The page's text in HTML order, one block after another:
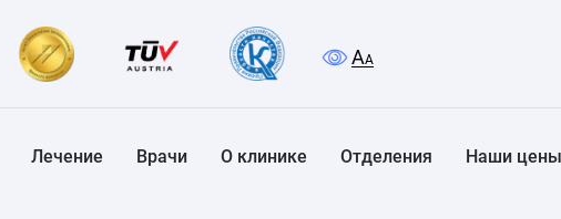
AA
Лечение Врачи О клинике Отделения Наши цены